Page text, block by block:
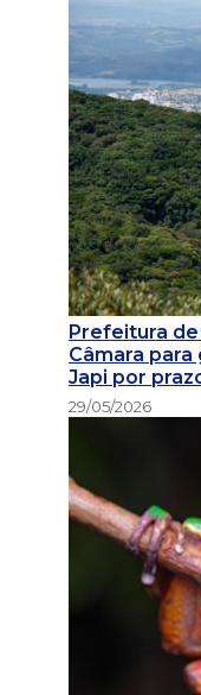
Prefeitura
Câmara
Japi por
29/05/2026